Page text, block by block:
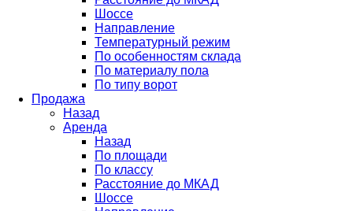
Шоссе
Направление
Температурный режим
По особенностям склада
По материалу пола
По типу ворот
Продажа
Назад
Аренда
Назад
По площади
По классу
Расстояние до МКАД
Шоссе